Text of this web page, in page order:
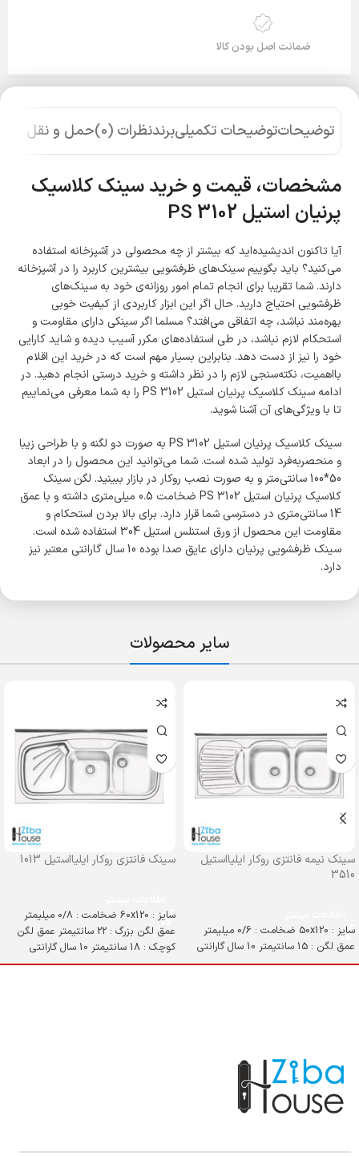
ضمانت اصل بودن کالا
توضیحاتتوضیحات تکمیلیبرندنظرات (0) حمل و نقل کالا
مشخصات، قیمت و خرید سینک کلاسیک
پرنیان استیل PS 3102
آیا تاکنون اندیشیده‌اید که بیشتر از چه محصولی در آشپزخانه استفاده
می‌کنید؟ باید بگوییم سینک‌های ظرفشویی بیشترین کاربرد را در آشپزخانه
دارند. شما تقریبا برای انجام تمام امور روزانه‌ی خود به سینک‌های
ظرفشویی احتیاج دارید. حال اگر این ابزار کاربردی از کیفیت خوبی
بهره‌مند نباشد، چه اتفاقی می‌افتد؟ مسلما اگر سینکی دارای مقاومت و
استحکام لازم نباشد، در طی استفاده‌های مکرر آسیب دیده و شاید کارایی
خود را نیز از دست دهد. بنابراین بسیار مهم است که در خرید این اقلام
بااهمیت، نکته‌سنجی لازم را در نظر داشته و خرید درستی انجام دهید. در
ادامه سینک کلاسیک پرنیان استیل PS 3102 را به شما معرفی می‌نماییم
تا با ویژگی‌های آن آشنا شوید.
سینک کلاسیک پرنیان استیل PS 3102 به صورت دو لگنه و با طراحی زیبا
و منحصربه‌فرد تولید شده است. شما می‌توانید این محصول را در ابعاد
50*100 سانتی‌متر و به صورت نصب روکار در بازار ببینید. لگن سینک
کلاسیک پرنیان استیل PS 3102 ضخامت 0.5 میلی‌متری داشته و با عمق
14 سانتی‌متری در دسترسی شما قرار دارد. برای بالا بردن استحکام و
مقاومت این محصول از ورق استنلس استیل 304 استفاده شده است.
سینک ظرفشویی پرنیان دارای عایق صدا بوده 10 سال گارانتی معتبر نیز
دارد.
سایر محصولات
سینک نیمه فانتزی روکار ایلیااستیل
3510
سایز : 50x120 ضخامت : 0/6 میلیمتر
عمق لگن : 15 سانتیمتر 10 سال گارانتی
سینک فانتزی روکار ایلیااستیل 1013
سایز : 60x120 ضخامت : 0/8 میلیمتر
عمق لگن بزرگ : 22 سانتیمتر عمق لگن
کوچک : 18 سانتیمتر 10 سال گارانتی